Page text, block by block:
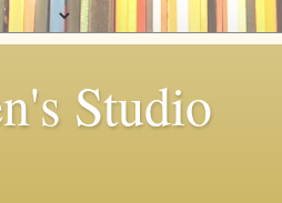
Studio